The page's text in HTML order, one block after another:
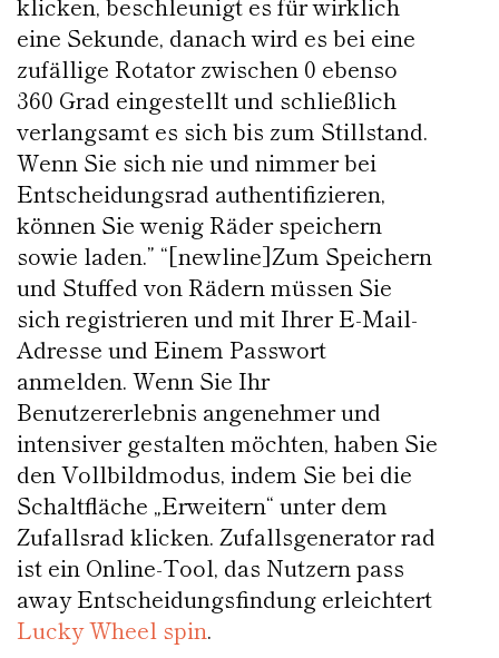
klicken, beschleunigt es für wirklich
eine Sekunde, danach wird es bei eine
zufällige Rotator zwischen 0 ebenso
360 Grad eingestellt und schließlich
verlangsamt es sich bis zum Stillstand.
Wenn Sie sich nie und nimmer bei
Entscheidungsrad authentifizieren,
können Sie wenig Räder speichern
sowie laden.” “[newline]Zum Speichern
und Stuffed von Rädern müssen Sie
sich registrieren und mit Ihrer E-Mail-
Adresse und Einem Passwort
anmelden. Wenn Sie Ihr
Benutzererlebnis angenehmer und
intensiver gestalten möchten, haben Sie
den Vollbildmodus, indem Sie bei die
Schaltfläche „Erweitern“ unter dem
Zufallsrad klicken. Zufallsgenerator rad
ist ein Online-Tool, das Nutzern pass
away Entscheidungsfindung erleichtert
Lucky Wheel spin.